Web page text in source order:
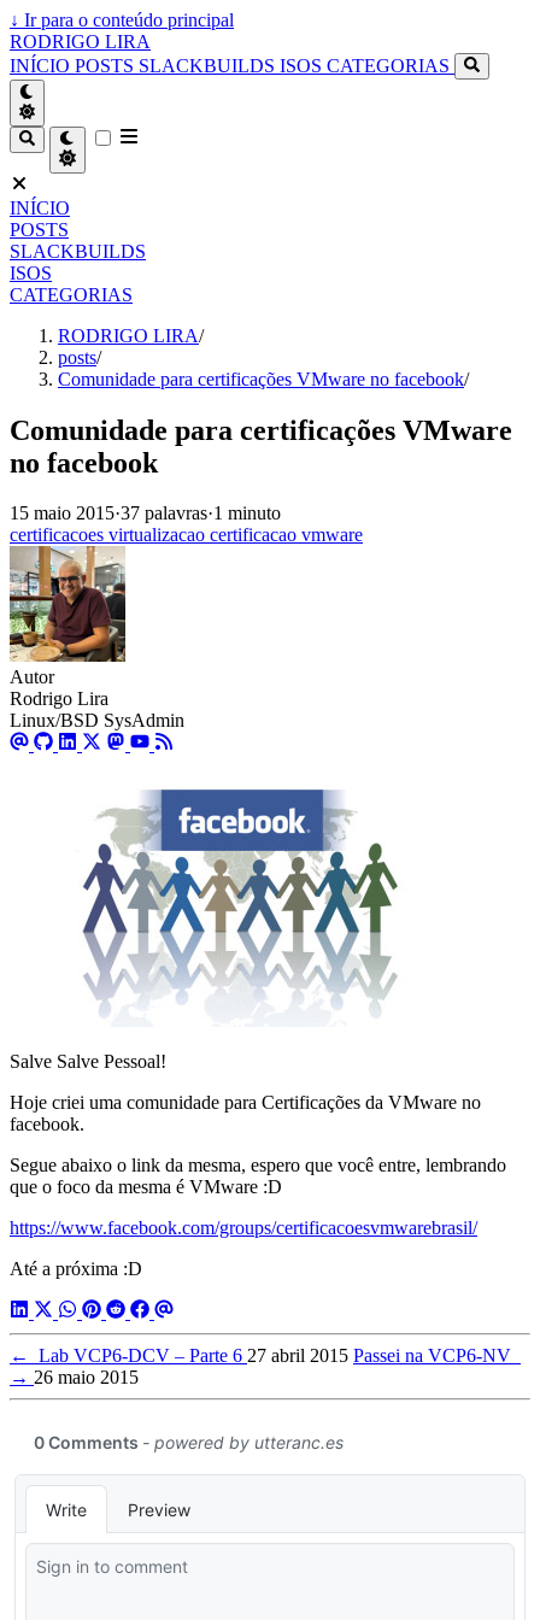
↓ Ir para o conteúdo principal
RODRIGO LIRA
INÍCIO POSTS SLACKBUILDS ISOS CATEGORIAS
INÍCIO
POSTS
SLACKBUILDS
ISOS
CATEGORIAS
RODRIGO LIRA/
posts/
Comunidade para certificações VMware no facebook/
Comunidade para certificações VMware
no facebook
15 maio 2015·37 palavras·1 minuto
certificacoes virtualizacao certificacao vmware
Autor
Rodrigo Lira
Linux/BSD SysAdmin
Salve Salve Pessoal!
Hoje criei uma comunidade para Certificações da VMware no
facebook.
Segue abaixo o link da mesma, espero que você entre, lembrando
que o foco da mesma é VMware :D
https://www.facebook.com/groups/certificacoesvmwarebrasil/
Até a próxima :D
← Lab VCP6-DCV – Parte 6 27 abril 2015 Passei na VCP6-NV
→ 26 maio 2015